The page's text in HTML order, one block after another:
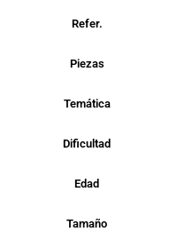
Refer.
Piezas
Temática
Dificultad
Edad
Tamaño